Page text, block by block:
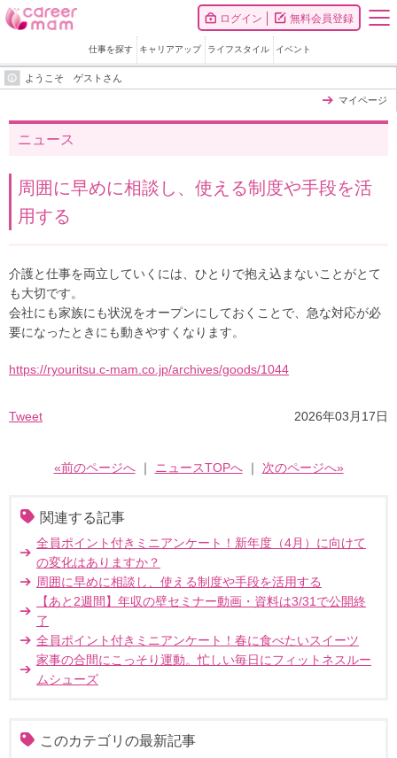
ログイン 無料会員登録
仕事を探す キャリアアップ ライフスタイル イベント
ようこそ ゲストさん
マイページ
ニュース
周囲に早めに相談し、使える制度や手段を活
用する
介護と仕事を両立していくには、ひとりで抱え込まないことがとて
も大切です。
会社にも家族にも状況をオープンにしておくことで、急な対応が必
要になったときにも動きやすくなります。
https://ryouritsu.c-mam.co.jp/archives/goods/1044
Tweet 2026年03月17日
«前のページへ｜ ニュースTOPへ｜ 次のページへ»
関連する記事
全員ポイント付きミニアンケート！新年度（4月）に向けて
の変化はありますか？
周囲に早めに相談し、使える制度や手段を活用する
【あと2週間】年収の壁セミナー動画・資料は3/31で公開終
了
全員ポイント付きミニアンケート！春に食べたいスイーツ
家事の合間にこっそり運動。忙しい毎日にフィットネスルー
ムシューズ
このカテゴリの最新記事